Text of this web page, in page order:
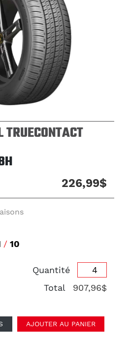
TRUECONTACT
226,99$
/ 10
Quantité
Total
907,96$
AJOUTER AU PANIER